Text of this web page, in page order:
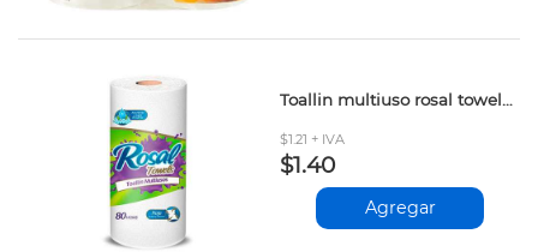
Toallin multiuso rosal towels 1rll 300120101
$1.21 + IVA
$1.40
Agregar